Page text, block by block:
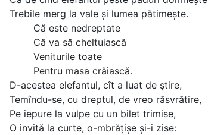
Trebile merg la vale și lumea pătimește.
Că este nedreptate
Că va să cheltuiască
Veniturile toate
Pentru masa crăiască.
D-acestea elefantul, cît a luat de știre,
Temîndu-se, cu dreptul, de vreo răsvrătire,
Pe iepure la vulpe cu un bilet trimise,
O invită la curte, o-mbrățișe și-i zise: